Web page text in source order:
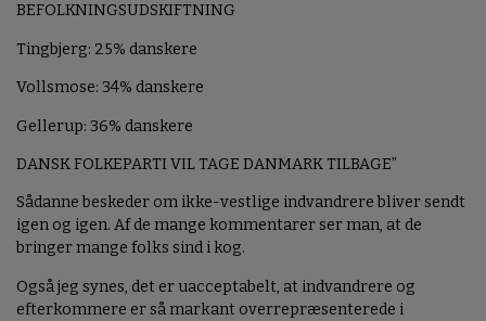
BEFOLKNINGSUDSKIFTNING
Tingbjerg: 25% danskere
Vollsmose: 34% danskere
Gellerup: 36% danskere
DANSK FOLKEPARTI VIL TAGE DANMARK TILBAGE”
Sådanne beskeder om ikke-vestlige indvandrere bliver sendt
igen og igen. Af de mange kommentarer ser man, at de
bringer mange folks sind i kog.
Også jeg synes, det er uacceptabelt, at indvandrere og
efterkommere er så markant overrepræsenterede i